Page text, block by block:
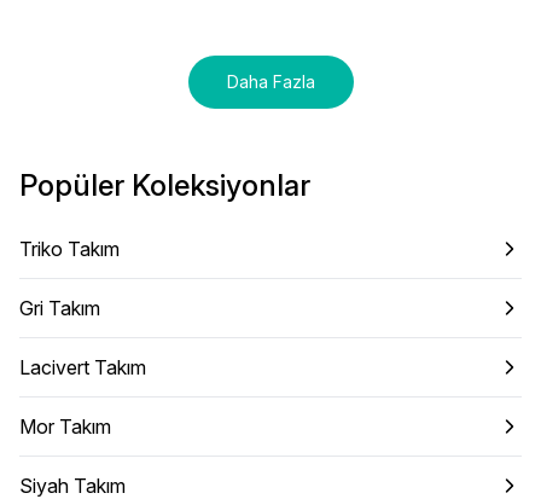
Daha Fazla
Popüler Koleksiyonlar
Triko Takım
Gri Takım
Lacivert Takım
Mor Takım
Siyah Takım